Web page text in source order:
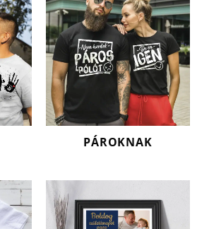
PÁROKNAK